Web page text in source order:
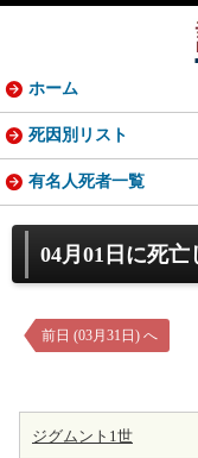
04月01日に死亡
前日 (03月31日) へ
ジグムント1世
ホーム
死因別リスト
有名人死者一覧